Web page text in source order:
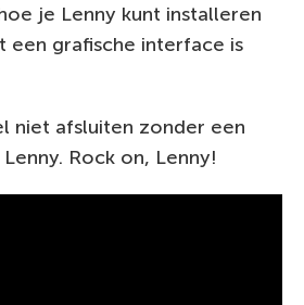
je Lenny kunt installeren
een grafische interface is
niet afsluiten zonder een
Rock on, Lenny!